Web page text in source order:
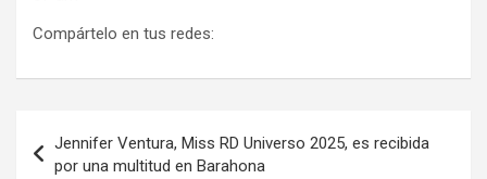
Compártelo en tus redes:
de
Jennifer Ventura, Miss RD Universo 2025, es recibida
por una multitud en Barahona